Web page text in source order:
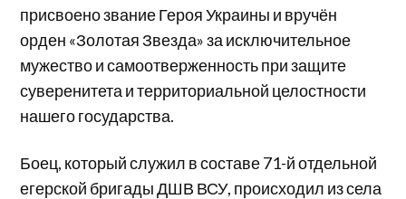
присвоено звание Героя Украины и вручён
орден «Золотая Звезда» за исключительное
мужество и самоотверженность при защите
суверенитета и территориальной целостности
нашего государства.
Боец, который служил в составе 71-й отдельной
егерской бригады ДШВ ВСУ, происходил из села